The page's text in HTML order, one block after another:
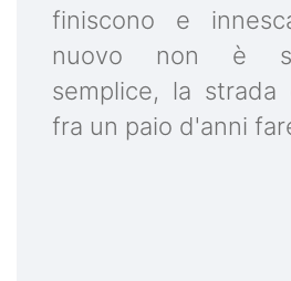
finiscono e
nuovo non è
semplice, la
fra un paio d'anni